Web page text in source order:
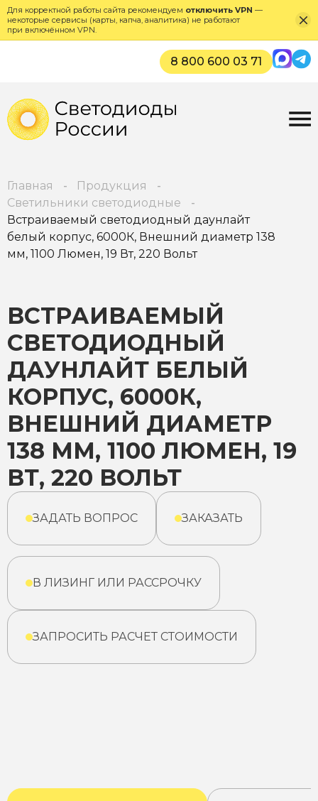
Для корректной работы сайта рекомендуем отключить VPN —
некоторые сервисы (карты, капча, аналитика) не работают
при включённом VPN.
8 800 600 03 71 Max
Главная
Продукция
Светильники светодиодные
Встраиваемый светодиодный даунлайт
белый корпус, 6000К, Внешний диаметр 138
мм, 1100 Люмен, 19 Вт, 220 Вольт
ВСТРАИВАЕМЫЙ
СВЕТОДИОДНЫЙ
ДАУНЛАЙТ БЕЛЫЙ
КОРПУС, 6000К,
ВНЕШНИЙ ДИАМЕТР
138 ММ, 1100 ЛЮМЕН, 19
ВТ, 220 ВОЛЬТ
ЗАДАТЬ ВОПРОС ЗАКАЗАТЬ
В ЛИЗИНГ ИЛИ РАССРОЧКУ
ЗАПРОСИТЬ РАСЧЕТ СТОИМОСТИ